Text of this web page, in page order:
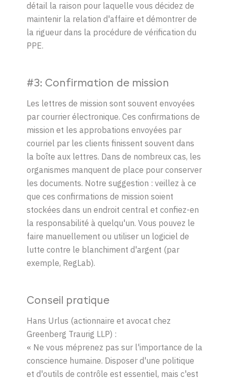
détail la raison pour laquelle vous décidez de
maintenir la relation d'affaire et démontrer de
la rigueur dans la procédure de vérification du
PPE.
#3: Confirmation de mission
Les lettres de mission sont souvent envoyées
par courrier électronique. Ces confirmations de
mission et les approbations envoyées par
courriel par les clients finissent souvent dans
la boîte aux lettres. Dans de nombreux cas, les
organismes manquent de place pour conserver
les documents. Notre suggestion : veillez à ce
que ces confirmations de mission soient
stockées dans un endroit central et confiez-en
la responsabilité à quelqu'un. Vous pouvez le
faire manuellement ou utiliser un logiciel de
lutte contre le blanchiment d'argent (par
exemple, RegLab).
Conseil pratique
Hans Urlus (actionnaire et avocat chez
Greenberg Traurig LLP) :
« Ne vous méprenez pas sur l'importance de la
conscience humaine. Disposer d'une politique
et d'outils de contrôle est essentiel, mais c'est